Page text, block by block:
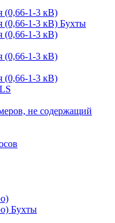
(0,66-1-3 кВ)
(0,66-1-3 кВ) Бухты
(0,66-1-3 кВ)
(0,66-1-3 кВ)
(0,66-1-3 кВ)
не содержащий
Бухты